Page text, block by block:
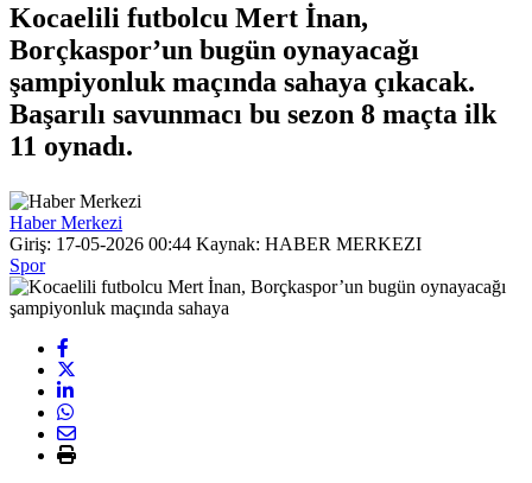
Kocaelili futbolcu Mert İnan,
Borçkaspor’un bugün oynayacağı
şampiyonluk maçında sahaya çıkacak.
Başarılı savunmacı bu sezon 8 maçta ilk
11 oynadı.
Haber Merkezi
Giriş: 17-05-2026 00:44 Kaynak: HABER MERKEZI
Spor